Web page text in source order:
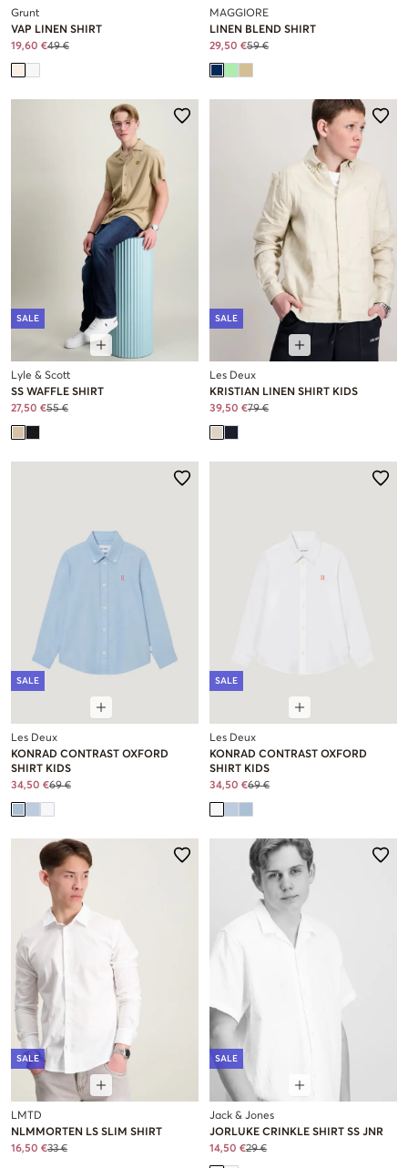
Grunt
VAP LINEN SHIRT
19,60 €49 €
MAGGIORE
LINEN BLEND SHIRT
29,50 €59 €
SALE
Lyle & Scott
SS WAFFLE SHIRT
27,50 €55 €
SALE
Les Deux
KRISTIAN LINEN SHIRT KIDS
39,50 €79 €
SALE
Les Deux
KONRAD CONTRAST OXFORD
SHIRT KIDS
34,50 €69 €
SALE
Les Deux
KONRAD CONTRAST OXFORD
SHIRT KIDS
34,50 €69 €
SALE
LMTD
NLMMORTEN LS SLIM SHIRT
16,50 €33 €
SALE
Jack & Jones
JORLUKE CRINKLE SHIRT SS JNR
14,50 €29 €